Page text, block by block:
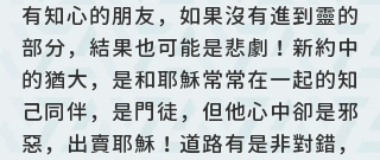
有知心的朋友，如果沒有進到靈的
部分，結果也可能是悲劇！新約中
的猶大，是和耶穌常常在一起的知
己同伴，是門徒，但他心中卻是邪
惡，出賣耶穌！道路有是非對錯，